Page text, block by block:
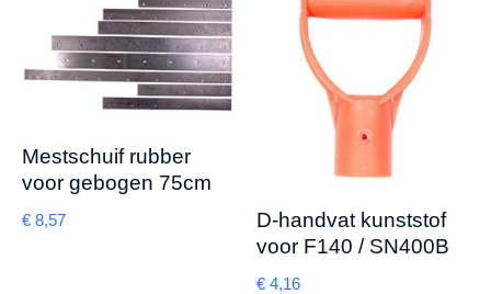
Mestschuif rubber
voor gebogen 75cm
€ 8,57
D-handvat kunststof
voor F140 / SN400B
€ 4,16